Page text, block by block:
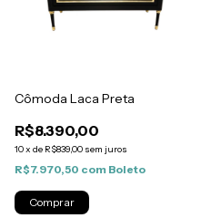
Cômoda Laca Preta
R$8.390,00
10x de R$839,00 sem juros
R$7.970,50 com Boleto